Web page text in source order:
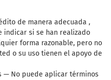
de manera adecuada ,
indicar si se han realizado
forma razonable, pero no
o su uso tienen el apoyo de
— No puede aplicar términos